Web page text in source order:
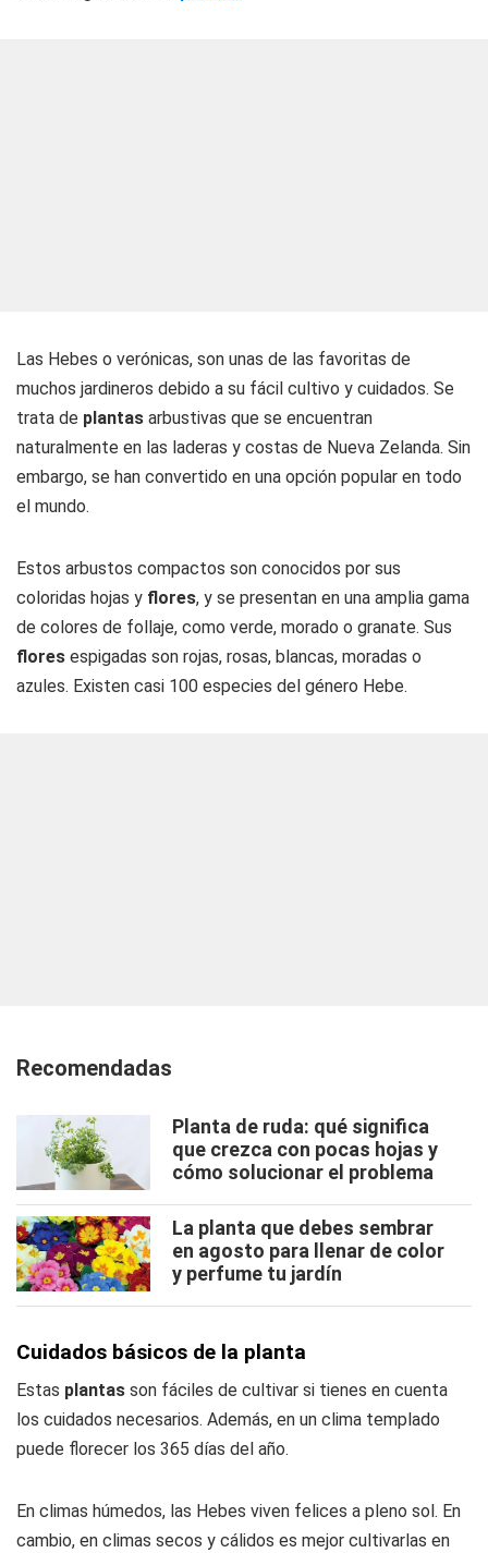
Las Hebes o verónicas, son unas de las favoritas de
muchos jardineros debido a su fácil cultivo y cuidados. Se
trata de plantas arbustivas que se encuentran
naturalmente en las laderas y costas de Nueva Zelanda. Sin
embargo, se han convertido en una opción popular en todo
el mundo.
Estos arbustos compactos son conocidos por sus
coloridas hojas y flores, y se presentan en una amplia gama
de colores de follaje, como verde, morado o granate. Sus
flores espigadas son rojas, rosas, blancas, moradas o
azules. Existen casi 100 especies del género Hebe.
Recomendadas
Planta de ruda: qué significa
que crezca con pocas hojas y
cómo solucionar el problema
La planta que debes sembrar
en agosto para llenar de color
y perfume tu jardín
Cuidados básicos de la planta
Estas plantas son fáciles de cultivar si tienes en cuenta
los cuidados necesarios. Además, en un clima templado
puede florecer los 365 días del año.
En climas húmedos, las Hebes viven felices a pleno sol. En
cambio, en climas secos y cálidos es mejor cultivarlas en